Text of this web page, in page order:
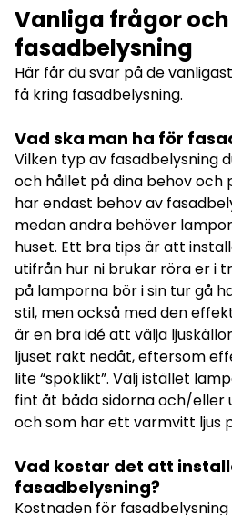
Vanliga frågor
fasadbelysning
Här får du svar på de
få kring fasadbelysning.
Vad ska man ha för
Vilken typ av fasadbelysning
och hållet på dina behov och
har endast behov av
medan andra behöver
huset. Ett bra tips är att
utifrån hur ni brukar röra er i
på lamporna bör i sin tur gå
stil, men också med den
är en bra idé att välja
ljuset rakt nedåt, eftersom
lite “spöklikt”. Välj istället
fint åt båda sidorna och/eller
och som har ett varmvitt ljus
Vad kostar det att
fasadbelysning?
Kostnaden för fasadbelysning